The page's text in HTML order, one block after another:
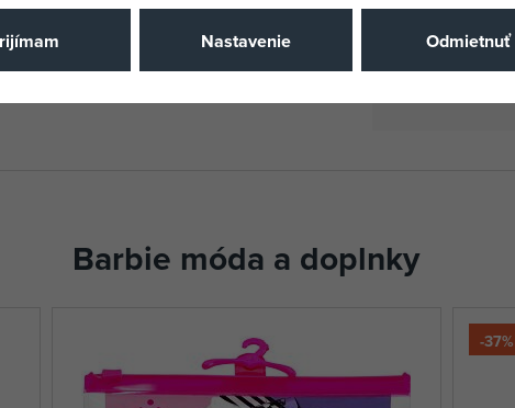
Katalógové číslo
Barbie móda a doplnky
-37%
Nastavenie Odmietnuť